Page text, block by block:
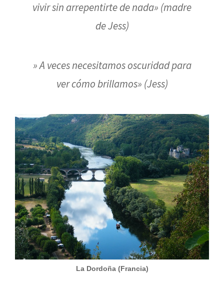
vivir sin arrepentirte de nada» (madre
de Jess)
» A veces necesitamos oscuridad para
ver cómo brillamos» (Jess)
La Dordoña (Francia)